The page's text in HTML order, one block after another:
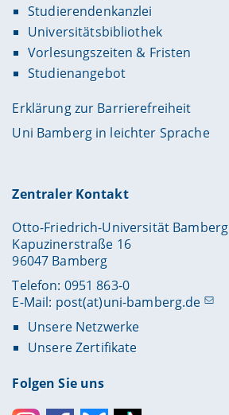
Studierendenkanzlei
Universitätsbibliothek
Vorlesungszeiten & Fristen
Studienangebot
Erklärung zur Barrierefreiheit
Uni Bamberg in leichter Sprache
Zentraler Kontakt
Otto-Friedrich-Universität Bamberg
Kapuzinerstraße 16
96047 Bamberg
Telefon: 0951 863-0
E-Mail: post(at)uni-bamberg.de
Unsere Netzwerke
Unsere Zertifikate
Folgen Sie uns